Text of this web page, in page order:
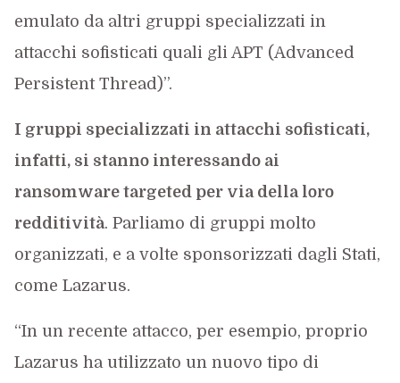
emulato da altri gruppi specializzati in
attacchi sofisticati quali gli APT (Advanced
Persistent Thread)”.
I gruppi specializzati in attacchi sofisticati,
infatti, si stanno interessando ai
ransomware targeted per via della loro
redditività. Parliamo di gruppi molto
organizzati, e a volte sponsorizzati dagli Stati,
come Lazarus.
“In un recente attacco, per esempio, proprio
Lazarus ha utilizzato un nuovo tipo di